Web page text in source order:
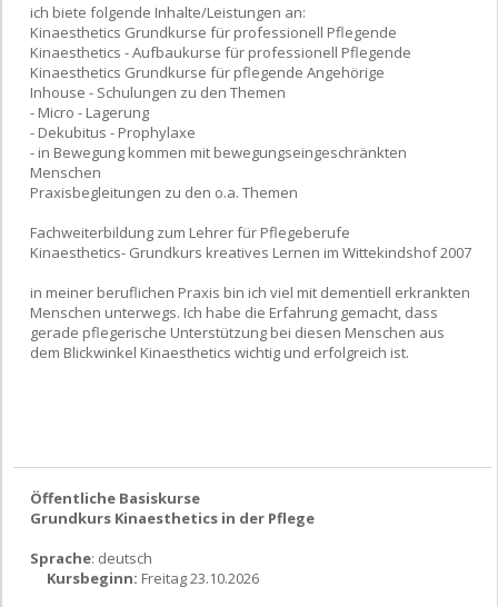
ich biete folgende Inhalte/Leistungen an:
Kinaesthetics Grundkurse für professionell Pflegende
Kinaesthetics - Aufbaukurse für professionell Pflegende
Kinaesthetics Grundkurse für pflegende Angehörige
Inhouse - Schulungen zu den Themen
- Micro - Lagerung
- Dekubitus - Prophylaxe
- in Bewegung kommen mit bewegungseingeschränkten
Menschen
Praxisbegleitungen zu den o.a. Themen
Fachweiterbildung zum Lehrer für Pflegeberufe
Kinaesthetics- Grundkurs kreatives Lernen im Wittekindshof 2007
in meiner beruflichen Praxis bin ich viel mit dementiell erkrankten
Menschen unterwegs. Ich habe die Erfahrung gemacht, dass
gerade pflegerische Unterstützung bei diesen Menschen aus
dem Blickwinkel Kinaesthetics wichtig und erfolgreich ist.
Öffentliche Basiskurse
Grundkurs Kinaesthetics in der Pflege
Sprache: deutsch
Kursbeginn: Freitag 23.10.2026